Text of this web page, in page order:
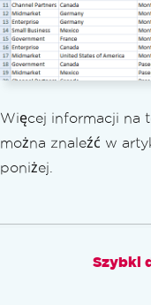
Więcej informacji na
można znaleźć w
poniżej.
Szybki